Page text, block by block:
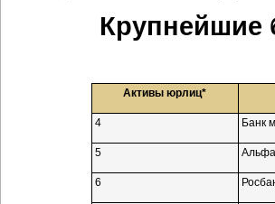
Активы юрлиц*
4 Банк
5
6